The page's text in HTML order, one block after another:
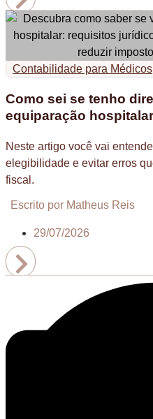
Contabilidade para Médicos
Como sei se tenho
equiparação
Neste artigo você vai
elegibilidade e evitar erros
fiscal.
Escrito por Matheus Reis
29/07/2026